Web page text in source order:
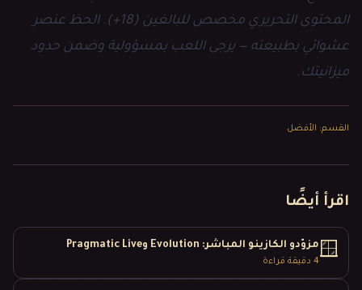
المحتوى التحريري مخصص للبالغين (18+). الحظ عنصر
عشوائي بطبيعته — يرجى اللعب بمسؤولية وضمن حدود
ميزانيتك.
القسم: الأفضل
اقرأ أيضًا
🪟مزوّدو الكازينو المباشر: Evolution وPragmatic Live
4 دقيقة قراءة